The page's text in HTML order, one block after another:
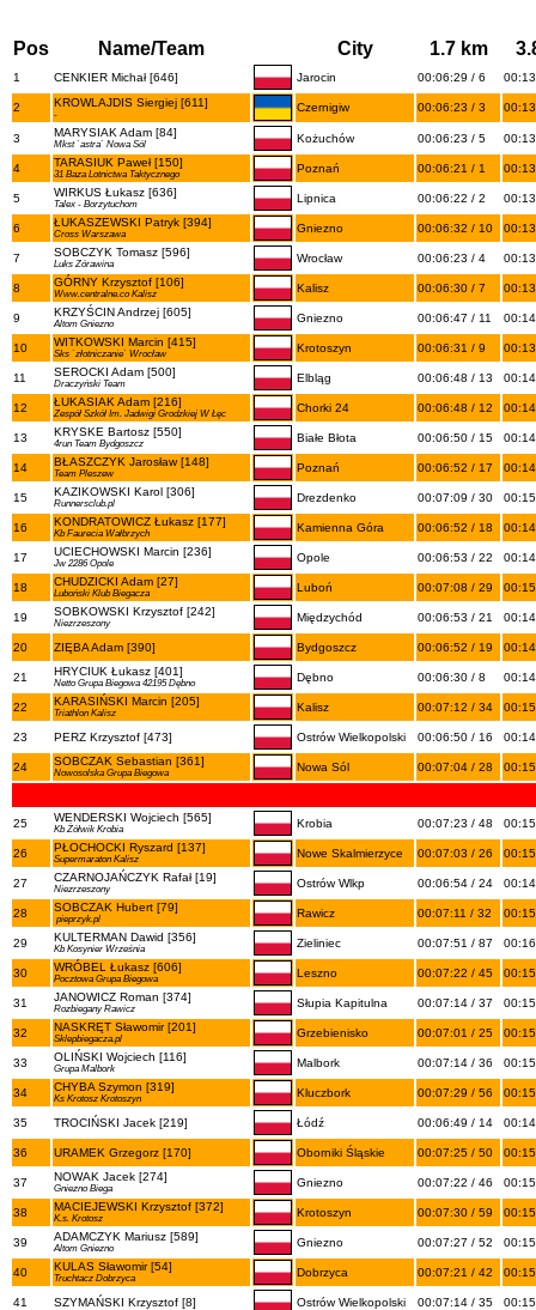
Pos Name/Team City 1.7 km
1 CENKIER Michał [646] Jarocin 00:06:29 / 6
2 KROWLAJDIS Siergiej [611]
-
Czernigiw 00:06:23 / 3
3 MARYSIAK Adam [84]
Mkst `astra` Nowa Sól Kożuchów 00:06:23 / 5
4 TARASIUK Paweł [150]
31 Baza Lotnictwa Taktycznego Poznań 00:06:21 / 1
5 WIRKUS Łukasz [636]
Talex - Borzytuchom Lipnica 00:06:22 / 2
6 ŁUKASZEWSKI Patryk [394]
Cross Warszawa Gniezno 00:06:32 / 10
7 SOBCZYK Tomasz [596]
Luks Zórawina Wrocław 00:06:23 / 4
8 GÓRNY Krzysztof [106]
Www.centralne.co Kalisz Kalisz 00:06:30 / 7
9 KRZYŚCIN Andrzej [605]
Altom Gniezno Gniezno 00:06:47 / 11
10 WITKOWSKI Marcin [415]
Sks `złotniczanie` Wrocław Krotoszyn 00:06:31 / 9
11 SEROCKI Adam [500]
Draczyński Team Elbląg 00:06:48 / 13
12 ŁUKASIAK Adam [216]
Zespół Szkół Im. Jadwigi Grodzkiej W Łęc Chorki 24 00:06:48 / 12
13 KRYSKE Bartosz [550]
4run Team Bydgoszcz Białe Błota 00:06:50 / 15
14 BŁASZCZYK Jarosław [148]
Team Pleszew Poznań 00:06:52 / 17
15 KAZIKOWSKI Karol [306]
Runnersclub.pl Drezdenko 00:07:09 / 30
16 KONDRATOWICZ Łukasz [177]
Kb Faurecia Wałbrzych Kamienna Góra 00:06:52 / 18
17 UCIECHOWSKI Marcin [236]
Jw 2286 Opole Opole 00:06:53 / 22
18 CHUDZICKI Adam [27]
Luboński Klub Biegacza Luboń 00:07:08 / 29
19 SOBKOWSKI Krzysztof [242]
Niezrzeszony Międzychód 00:06:53 / 21
20 ZIĘBA Adam [390] Bydgoszcz 00:06:52 / 19
21 HRYCIUK Łukasz [401]
Netto Grupa Biegowa 42195 Dębno Dębno 00:06:30 / 8
22 KARASIŃSKI Marcin [205]
Triathlon Kalisz Kalisz 00:07:12 / 34
23 PERZ Krzysztof [473] Ostrów Wielkopolski 00:06:50 / 16
24 SOBCZAK Sebastian [361]
Nowosolska Grupa Biegowa Nowa Sól 00:07:04 / 28
25 WENDERSKI Wojciech [565]
Kb Żółwik Krobia Krobia 00:07:23 / 48
26 PŁOCHOCKI Ryszard [137]
Supermaraton Kalisz Nowe Skalmierzyce 00:07:03 / 26
27 CZARNOJAŃCZYK Rafał [19]
Niezrzeszony Ostrów Wlkp 00:06:54 / 24
28 SOBCZAK Hubert [79]
pieprzyk.pl Rawicz 00:07:11 / 32
29 KULTERMAN Dawid [356]
Kb Kosynier Września Zieliniec 00:07:51 / 87
30 WRÓBEL Łukasz [606]
Pocztowa Grupa Biegowa Leszno 00:07:22 / 45
31 JANOWICZ Roman [374]
Rozbiegany Rawicz Słupia Kapitulna 00:07:14 / 37
32 NASKRĘT Sławomir [201]
Sklepbiegacza.pl Grzebienisko 00:07:01 / 25
33 OLIŃSKI Wojciech [116]
Grupa Malbork Malbork 00:07:14 / 36
34 CHYBA Szymon [319]
Ks Krotosz Krotoszyn Kluczbork 00:07:29 / 56
35 TROCIŃSKI Jacek [219] Łódź 00:06:49 / 14
36 URAMEK Grzegorz [170] Oborniki Śląskie 00:07:25 / 50
37 NOWAK Jacek [274]
Gniezno Biega Gniezno 00:07:22 / 46
38 MACIEJEWSKI Krzysztof [372]
K.s. Krotosz Krotoszyn 00:07:30 / 59
39 ADAMCZYK Mariusz [589]
Altom Gniezno Gniezno 00:07:27 / 52
40 KULAS Sławomir [54]
Truchtacz Dobrzyca Dobrzyca 00:07:21 / 42
41 SZYMAŃSKI Krzysztof [8] Ostrów Wielkopolski 00:07:14 / 35